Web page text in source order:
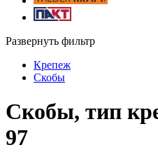
Развернуть фильтр
Крепеж
Скобы
Скобы, тип
97